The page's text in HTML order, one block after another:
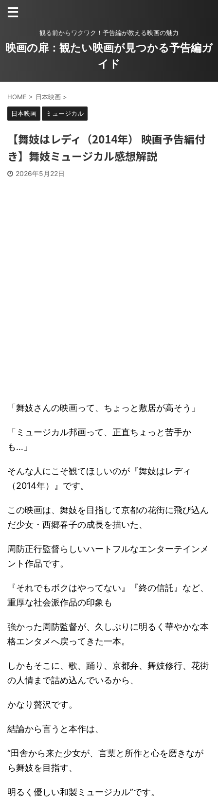
観る前からワクワク！予告編が教える映画の魅力
映画の扉：観たい映画が見つかる予告編ガ
イド
HOME > 日本映画 >
日本映画 ミュージカル
【舞妓はレディ（2014年） 映画予告編付
き】舞妓ミュージカル感想解説
2026年5月22日
「舞妓さんの映画って、ちょっと敷居が高そう」
「ミュージカル邦画って、正直ちょっと苦手か
も…」
そんな人にこそ観てほしいのが『舞妓はレディ
（2014年）』です。
この映画は、舞妓を目指して京都の花街に飛び込ん
だ少女・西郷春子の成長を描いた、
周防正行監督らしいハートフルなエンターテインメ
ント作品です。
『それでもボクはやってない』『終の信託』など、
重厚な社会派作品の印象も
強かった周防監督が、久しぶりに明るく華やかな本
格エンタメへ戻ってきた一本。
しかもそこに、歌、踊り、京都弁、舞妓修行、花街
の人情まで詰め込んでいるから、
かなり贅沢です。
結論から言うと本作は、
“田舎から来た少女が、言葉と所作と心を磨きなが
ら舞妓を目指す、
明るく優しい和製ミュージカル”です。